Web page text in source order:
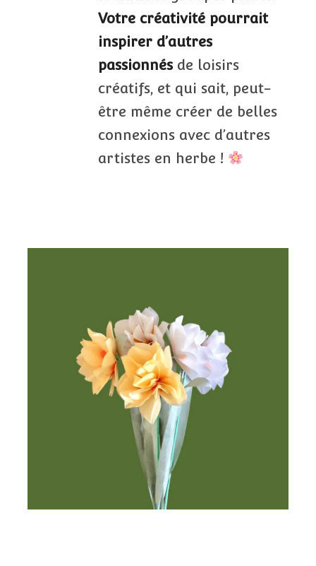
Votre créativité pourrait
inspirer d’autres
passionnés de loisirs
créatifs, et qui sait, peut-
être même créer de belles
connexions avec d’autres
artistes en herbe !